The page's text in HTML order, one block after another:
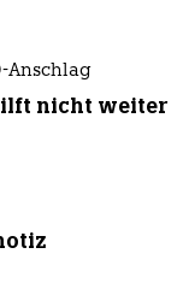
Anschlag
nicht weiter